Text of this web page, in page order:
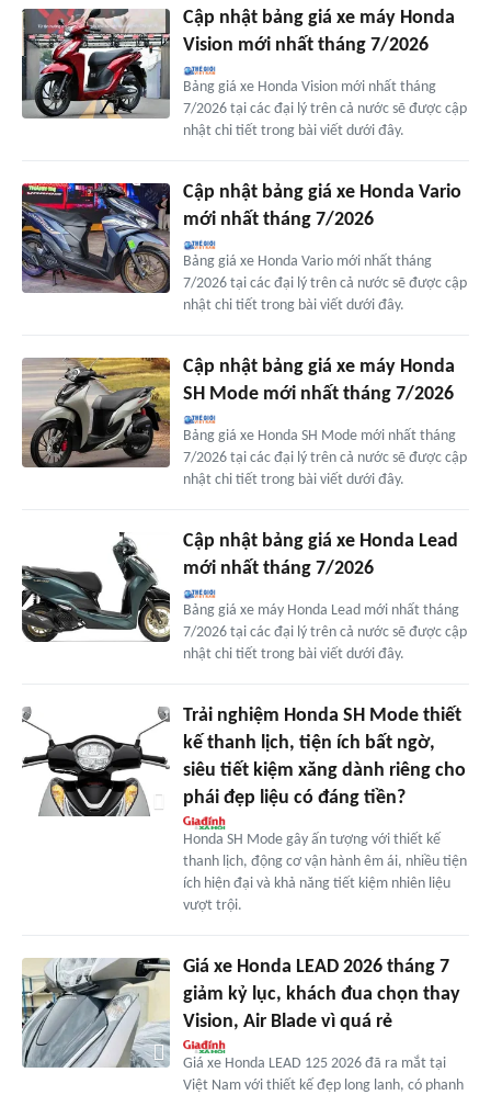
Cập nhật bảng giá xe máy Honda
Vision mới nhất tháng 7/2026
Bảng giá xe Honda Vision mới nhất tháng
7/2026 tại các đại lý trên cả nước sẽ được cập
nhật chi tiết trong bài viết dưới đây.
Cập nhật bảng giá xe Honda Vario
mới nhất tháng 7/2026
Bảng giá xe Honda Vario mới nhất tháng
7/2026 tại các đại lý trên cả nước sẽ được cập
nhật chi tiết trong bài viết dưới đây.
Cập nhật bảng giá xe máy Honda
SH Mode mới nhất tháng 7/2026
Bảng giá xe Honda SH Mode mới nhất tháng
7/2026 tại các đại lý trên cả nước sẽ được cập
nhật chi tiết trong bài viết dưới đây.
Cập nhật bảng giá xe Honda Lead
mới nhất tháng 7/2026
Bảng giá xe máy Honda Lead mới nhất tháng
7/2026 tại các đại lý trên cả nước sẽ được cập
nhật chi tiết trong bài viết dưới đây.
Trải nghiệm Honda SH Mode thiết
kế thanh lịch, tiện ích bất ngờ,
siêu tiết kiệm xăng dành riêng cho
phái đẹp liệu có đáng tiền?
Honda SH Mode gây ấn tượng với thiết kế
thanh lịch, động cơ vận hành êm ái, nhiều tiện
ích hiện đại và khả năng tiết kiệm nhiên liệu
vượt trội.
Giá xe Honda LEAD 2026 tháng 7
giảm kỷ lục, khách đua chọn thay
Vision, Air Blade vì quá rẻ
Giá xe Honda LEAD 125 2026 đã ra mắt tại
Việt Nam với thiết kế đẹp long lanh, có phanh